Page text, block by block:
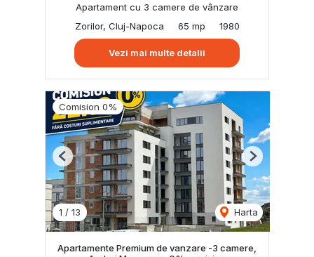
Apartament cu 3 camere de vânzare
Zorilor, Cluj-Napoca
65 mp 1980
Vezi mai multe detalii
Comision 0%
1 / 13 Harta
Previous Next
Apartamente Premium de vanzare -3 camere,